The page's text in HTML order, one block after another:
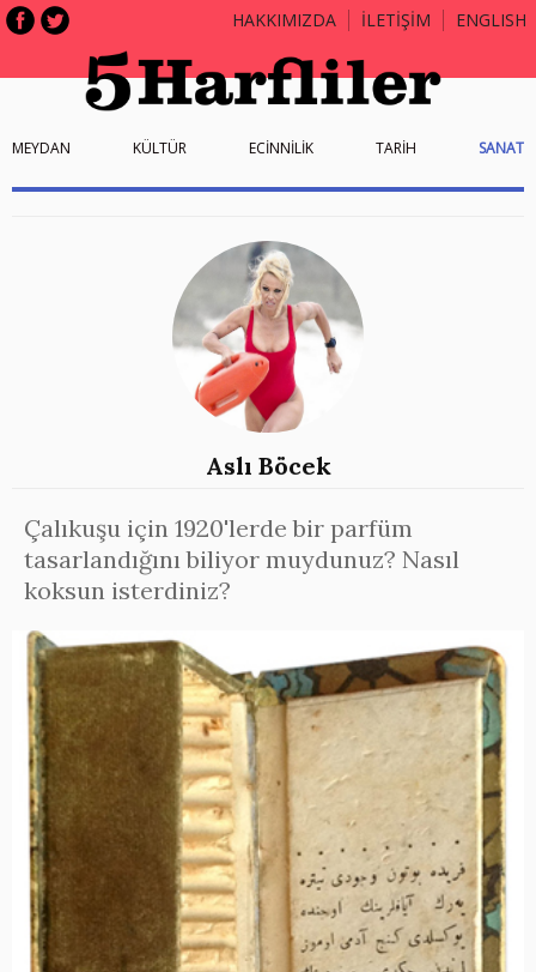
HAKKIMIZDA İLETİŞİM ENGLISH
MEYDAN KÜLTÜR ECİNNİLİK TARİH SANAT
Aslı Böcek
Çalıkuşu için 1920'lerde bir parfüm
tasarlandığını biliyor muydunuz? Nasıl
koksun isterdiniz?